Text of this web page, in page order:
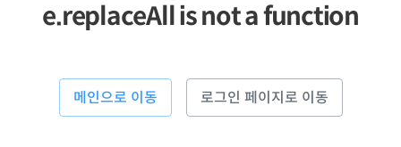
e.replaceAll is not a function
메인으로 이동 로그인 페이지로 이동